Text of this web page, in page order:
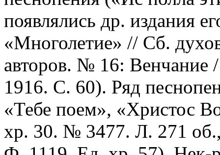
появлялись др. издания
«Многолетие» // Сб.
авторов. № 16:
1916. С. 60). Ряд
«Тебе поем», «Христос
хр. 30. № 3477. Л. 271